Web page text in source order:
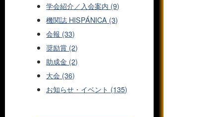
学会紹介／入会案内 (9)
機関誌 HISPÁNICA (3)
会報 (33)
奨励賞 (2)
助成金 (2)
大会 (36)
お知らせ・イベント (135)